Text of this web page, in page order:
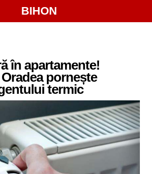
BIHON
în apartamente!
pornește
termic